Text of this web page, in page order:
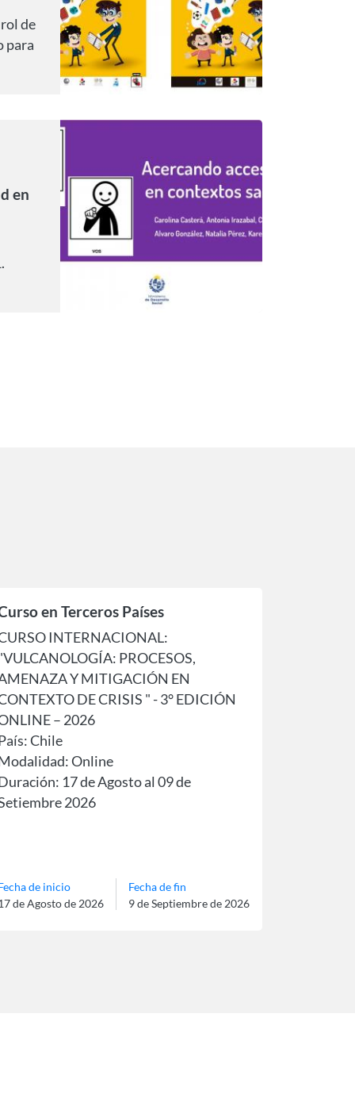
de
para
en
en Terceros Países
INTERNACIONAL:
PROCESOS,
Y MITIGACIÓN EN
DE CRISIS " - 3° EDICIÓN
– 2026
Chile
Online
17 de Agosto al 09 de
2026
de inicio
de Agosto de 2026
Fecha de fin
9 de Septiembre de 2026